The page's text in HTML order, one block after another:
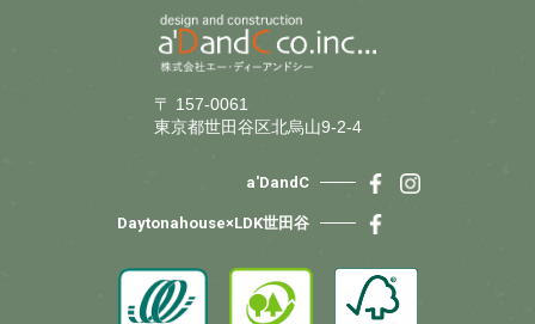
〒 157-0061
東京都世田谷区北烏山9-2-4
a'DandC
Daytonahouse×LDK世田谷